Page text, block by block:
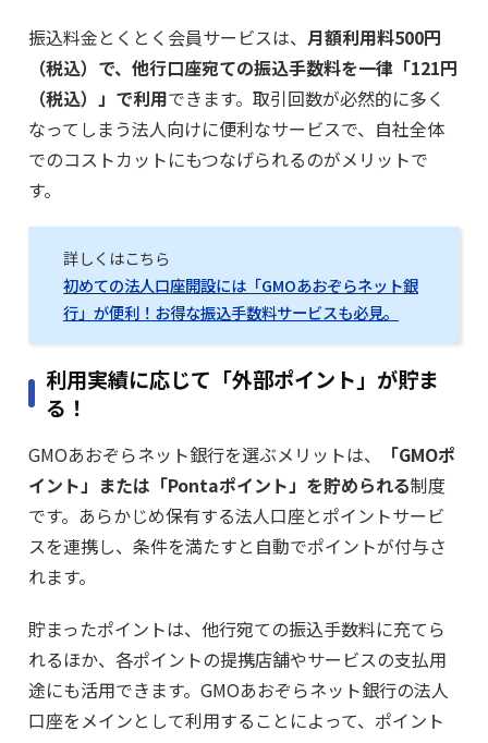
振込料金とくとく会員サービスは、 月額利用料500円
（税込）で、他行口座宛ての振込手数料を一律「121円
（税込）」で利用できます。取引回数が必然的に多く
なってしまう法人向けに便利なサービスで、自社全体
でのコストカットにもつなげられるのがメリットで
す。
詳しくはこちら
初めての法人口座開設には「GMOあおぞらネット銀
行」が便利！お得な振込手数料サービスも必見。
利用実績に応じて「外部ポイント」が貯ま
る！
GMOあおぞらネット銀行を選ぶメリットは、
「GMOポ
イント」または「Pontaポイント」を貯められる制度
です。あらかじめ保有する法人口座とポイントサービ
スを連携し、条件を満たすと自動でポイントが付与さ
れます。
貯まったポイントは、他行宛ての振込手数料に充てら
れるほか、各ポイントの提携店舗やサービスの支払用
途にも活用できます。GMOあおぞらネット銀行の法人
口座をメインとして利用することによって、ポイント